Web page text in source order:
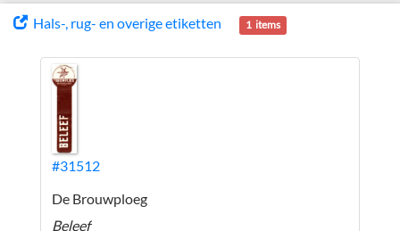
Hals-, rug- en overige etiketten 1 items
#31512
De Brouwploeg
Beleef